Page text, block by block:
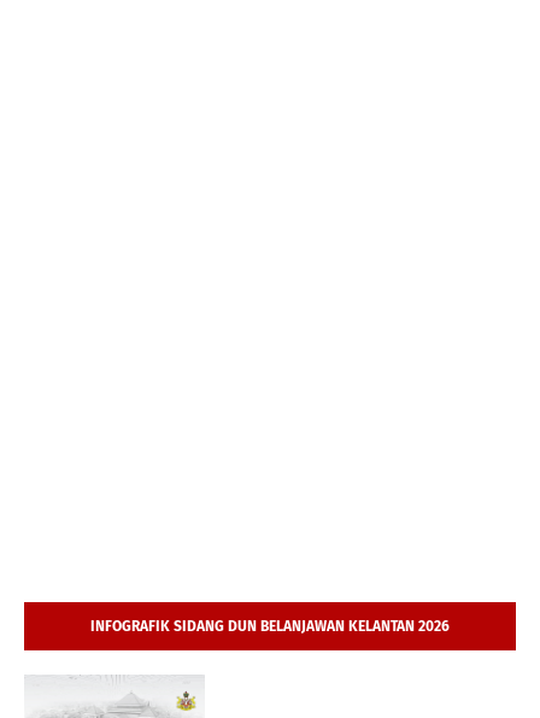
INFOGRAFIK SIDANG DUN BELANJAWAN KELANTAN 2026